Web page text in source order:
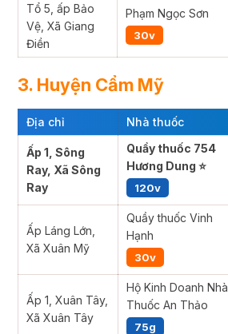
Tổ 5, ấp Bảo
Vệ, Xã Giang
Điền
Phạm Ngọc Sơn
30v
3. Huyện Cẩm Mỹ
Địa chỉ Nhà thuốc
Ấp 1, Sông
Ray, Xã Sông
Ray
Quầy thuốc 754
Hương Dung ⭐
120v
Ấp Láng Lớn,
Xã Xuân Mỹ
Quầy thuốc Vinh
Hạnh
30v
Ấp 1, Xuân Tây,
Xã Xuân Tây
Hộ Kinh Doanh Nhà
Thuốc An Thảo
75g